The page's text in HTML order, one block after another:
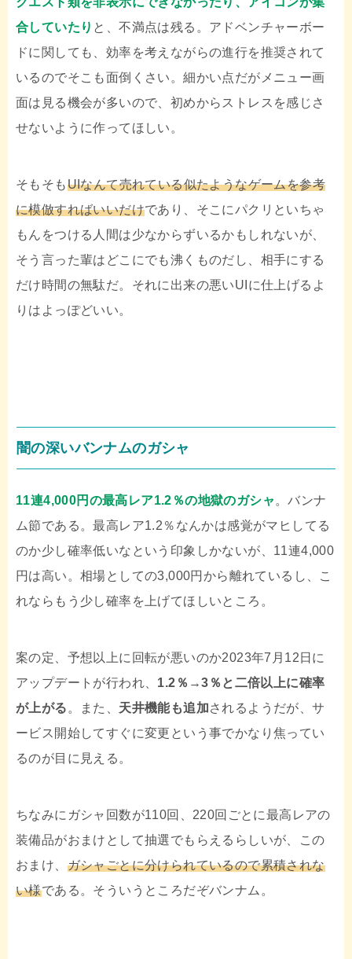
合していたり と、不満点は残る。アドベンチャーボー
ドに関しても、効率を考えながらの進行を推奨されて
いるのでそこも面倒くさい。細かい点だがメニュー画
面は見る機会が多いので、初めからストレスを感じさ
せないように作ってほしい。
そもそもUIなんて売れている似たようなゲームを参考
に模倣すればいいだけであり、そこにパクリといちゃ
もんをつける人間は少なからずいるかもしれないが、
そう言った輩はどこにでも沸くものだし、相手にする
だけ時間の無駄だ。それに出来の悪いUIに仕上げるよ
りはよっぽどいい。
闇の深いバンナムのガシャ
11連4,000円の最高レア1.2％の地獄のガシャ。バンナ
ム節である。最高レア1.2％なんかは感覚がマヒしてる
のか少し確率低いなという印象しかないが、11連4,000
円は高い。相場としての3,000円から離れているし、こ
れならもう少し確率を上げてほしいところ。
案の定、予想以上に回転が悪いのか2023年7月12日に
アップデートが行われ、 1.2％→3％と二倍以上に確率
が上がる。また、 天井機能も追加されるようだが、サ
ービス開始してすぐに変更という事でかなり焦ってい
るのが目に見える。
ちなみにガシャ回数が110回、220回ごとに最高レアの
装備品がおまけとして抽選でもらえるらしいが、この
おまけ、 ガシャごとに分けられているので累積されな
い様である。そういうところだぞバンナム。